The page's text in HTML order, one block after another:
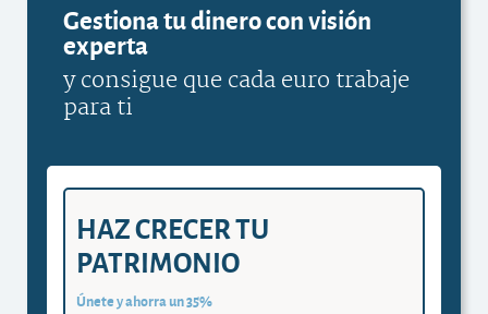
Gestiona tu dinero con visión
experta
y consigue que cada euro trabaje
para ti
HAZ CRECER TU
PATRIMONIO
Únete y ahorra un 35%